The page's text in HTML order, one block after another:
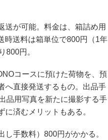
が可能。料金は、箱詰め用
時送料は箱単位で800円（1年
800円。
コースに預けた荷物を、預
へ直接発送するもの。出品手
品用写真を新たに撮影する手
済むメリットもある。
手数料）800円がかかる。